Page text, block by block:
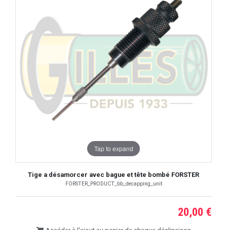
Tap to expand
Tige a désamorcer avec bague et tête bombé FORSTER
FORSTER_PRODUCT_bb_decapping_unit
20,00 €